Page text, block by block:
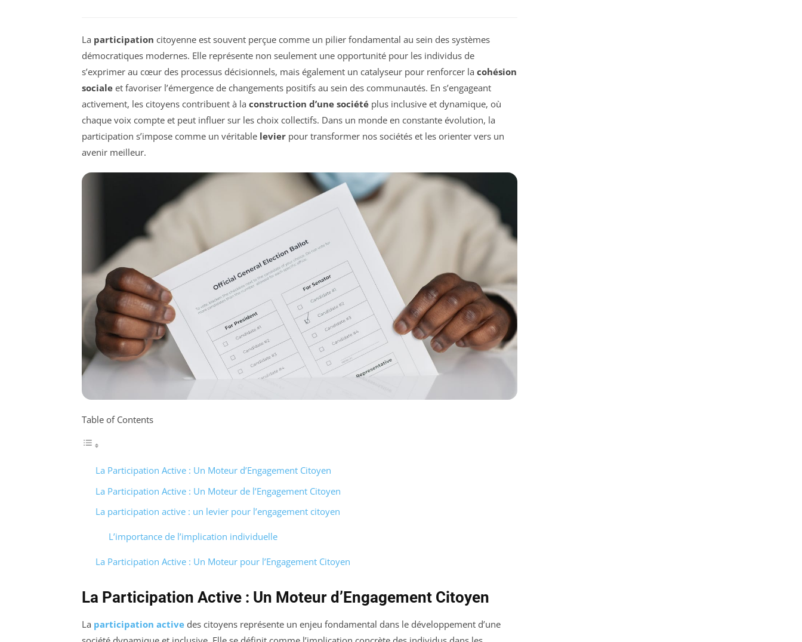
La participation citoyenne est souvent perçue comme un pilier fondamental au sein des systèmes
démocratiques modernes. Elle représente non seulement une opportunité pour les individus de
s’exprimer au cœur des processus décisionnels, mais également un catalyseur pour renforcer la cohésion
sociale et favoriser l’émergence de changements positifs au sein des communautés. En s’engageant
activement, les citoyens contribuent à la construction d’une société plus inclusive et dynamique, où
chaque voix compte et peut influer sur les choix collectifs. Dans un monde en constante évolution, la
participation s’impose comme un véritable levier pour transformer nos sociétés et les orienter vers un
avenir meilleur.
Table of Contents
La Participation Active : Un Moteur d’Engagement Citoyen
La Participation Active : Un Moteur de l’Engagement Citoyen
La participation active : un levier pour l’engagement citoyen
L’importance de l’implication individuelle
La Participation Active : Un Moteur pour l’Engagement Citoyen
La Participation Active : Un Moteur d’Engagement Citoyen
La participation active des citoyens représente un enjeu fondamental dans le développement d’une